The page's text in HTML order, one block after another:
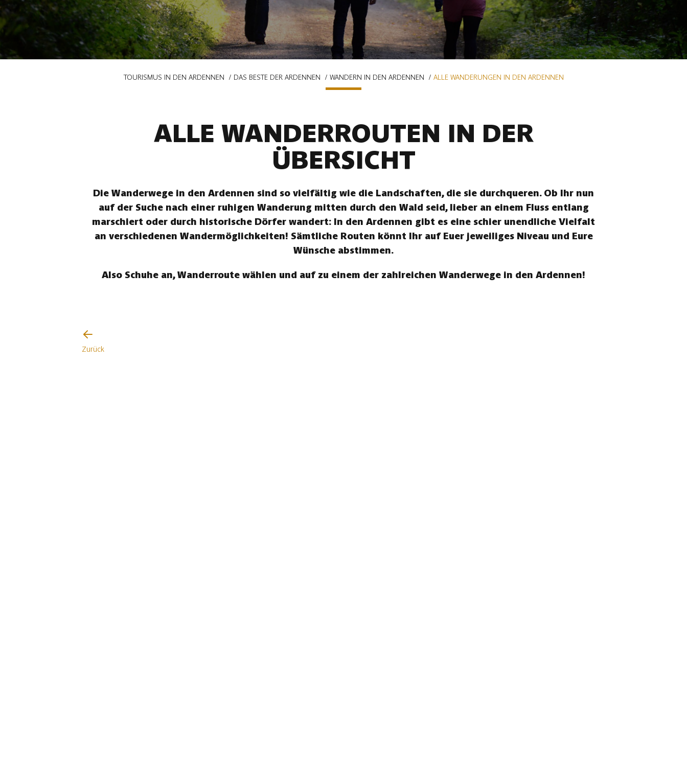
TOURISMUS IN DEN ARDENNEN DAS BESTE DER ARDENNEN WANDERN IN DEN ARDENNEN ALLE WANDERUNGEN IN DEN ARDENNEN
ALLE WANDERROUTEN IN DER
ÜBERSICHT
Die Wanderwege in den Ardennen sind so vielfältig wie die Landschaften, die sie durchqueren. Ob Ihr nun
auf der Suche nach einer ruhigen Wanderung mitten durch den Wald seid, lieber an einem Fluss entlang
marschiert oder durch historische Dörfer wandert: In den Ardennen gibt es eine schier unendliche Vielfalt
an verschiedenen Wandermöglichkeiten! Sämtliche Routen könnt Ihr auf Euer jeweiliges Niveau und Eure
Wünsche abstimmen.
Also Schuhe an, Wanderroute wählen und auf zu einem der zahlreichen Wanderwege in den Ardennen!
Zurück